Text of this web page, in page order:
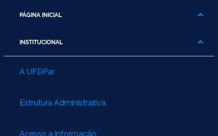
PÁGINA INICIAL
INSTITUCIONAL
A UFDPar
Estrutura Administrativa
Acesso à Informação